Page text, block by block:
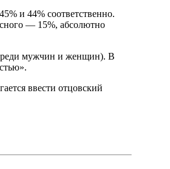
и 44% соответственно.
— 15%, абсолютно
мужчин и женщин). В
ввести отцовский